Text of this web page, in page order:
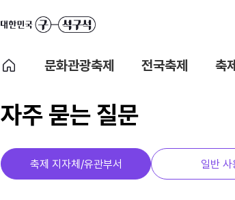
문화관광축제 전국축제 축
자주 묻는 질문
축제 지자체/유관부서 일반 사